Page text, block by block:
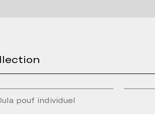
pouf individuel